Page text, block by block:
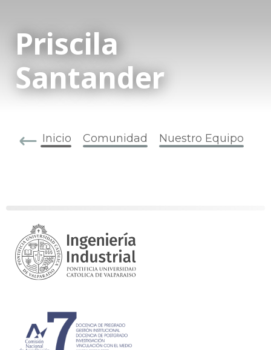
Priscila
Santander
Inicio Comunidad Nuestro Equipo